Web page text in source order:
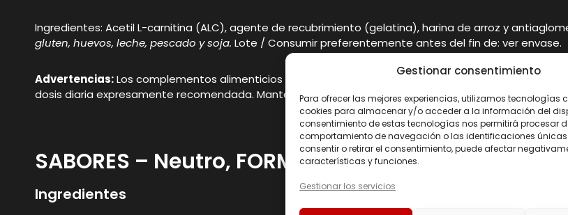
Gestionar consentimiento
Para ofrecer las mejores experiencias, utilizamos tecnologías
cookies para almacenar y/o acceder a la información del
consentimiento de estas tecnologías nos permitirá procesar
comportamiento de navegación o las identificaciones únicas
consentir o retirar el consentimiento, puede afectar
características y funciones.
Gestionar los servicios
Ingredientes: Acetil L-carnitina (ALC), agente de recubrimiento (gelatina), harina de arroz y
gluten, huevos, leche, pescado y soja. Lote / Consumir preferentemente antes del fin de: ver envase.
Advertencias:Los complementos alimenticios no deben ser utilizados como sustitutos de una
dosis diaria expresamente recomendada. Mantener fuera del alcance de los niños más pequeños.
SABORES – Neutro, FORMATOS – 60 caps
Ingredientes